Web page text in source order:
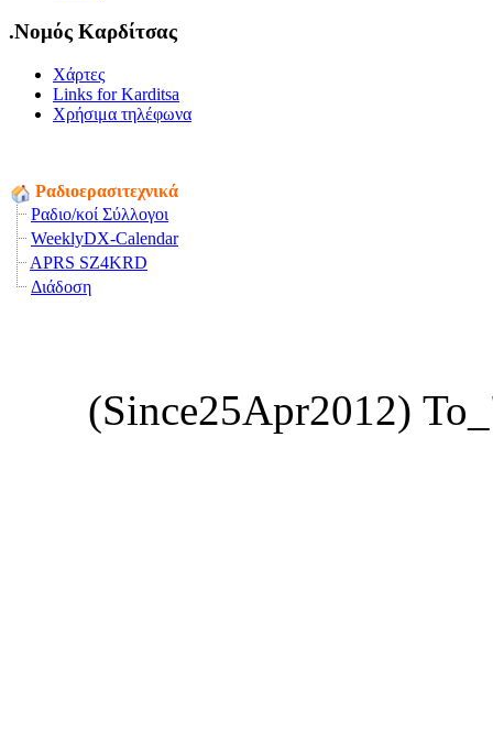
.Νομός Καρδίτσας
Χάρτες
Links for Karditsa
Χρήσιμα τηλέφωνα
Ραδιοερασιτεχνικά
Ραδιο/κοί Σύλλογοι
WeeklyDX-Calendar
APRS SZ4KRD
Διάδοση
(Since25Apr2012)